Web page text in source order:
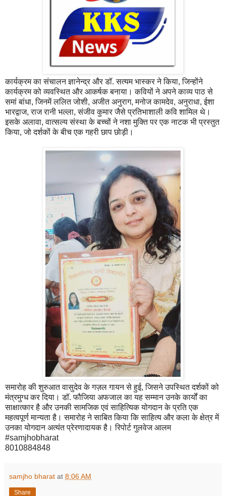
कार्यक्रम का संचालन ज्ञानेन्द्र और डॉ. सत्यम भास्कर ने किया, जिन्होंने
कार्यक्रम को व्यवस्थित और आकर्षक बनाया। कवियों ने अपने काव्य पाठ से
समां बांधा, जिनमें ललित जोशी, अजीत अनुराग, मनोज कामदेव, अनुराधा, ईशा
भारद्वाज, राज रानी भल्ला, संजीव कुमार जैसे प्रतिभाशाली कवि शामिल थे।
इसके अलावा, वात्सल्य संस्था के बच्चों ने नशा मुक्ति पर एक नाटक भी प्रस्तुत
किया, जो दर्शकों के बीच एक गहरी छाप छोड़ी।
समारोह की शुरुआत वासुदेव के गज़ल गायन से हुई, जिसने उपस्थित दर्शकों को
मंत्रमुग्ध कर दिया। डॉ. फौजिया अफजाल का यह सम्मान उनके कार्यों का
साक्षात्कार है और उनकी सामजिक एवं साहित्यिक योगदान के प्रति एक
महत्वपूर्ण मान्यता है। समारोह ने साबित किया कि साहित्य और कला के क्षेत्र में
उनका योगदान अत्यंत प्रेरणादायक है। रिपोर्ट गुलवेज आलम
#samjhobharat
8010884848
samjho bharat at 8:06 AM
Share